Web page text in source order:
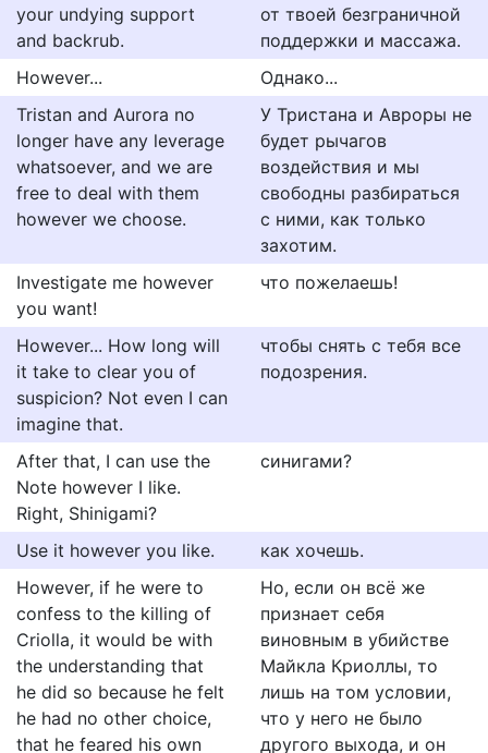
your undying support
and backrub.
от твоей безграничной
поддержки и массажа.
However...
Однако...
Tristan and Aurora no
longer have any leverage
whatsoever, and we are
free to deal with them
however we choose.
У Тристана и Авроры не
будет рычагов
воздействия и мы
свободны разбираться
с ними, как только
захотим.
Investigate me however
you want!
что пожелаешь!
However... How long will
it take to clear you of
suspicion? Not even I can
imagine that.
чтобы снять с тебя все
подозрения.
After that, I can use the
Note however I like.
Right, Shinigami?
синигами?
Use it however you like.
как хочешь.
However, if he were to
confess to the killing of
Criolla, it would be with
the understanding that
he did so because he felt
he had no other choice,
that he feared his own
Но, если он всё же
признает себя
виновным в убийстве
Майкла Криоллы, то
лишь на том условии,
что у него не было
другого выхода, и он